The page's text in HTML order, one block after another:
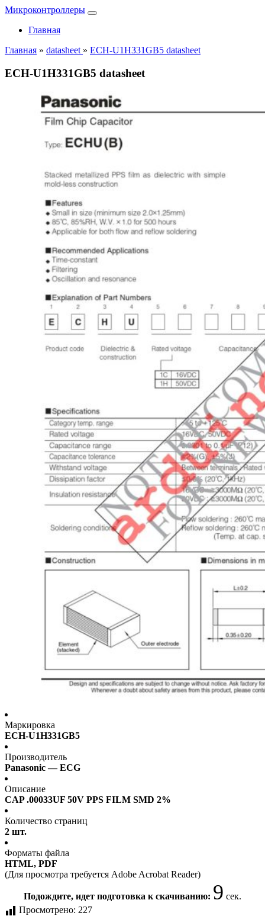
Микроконтроллеры
Главная
Главная » datasheet » ECH-U1H331GB5 datasheet
ECH-U1H331GB5 datasheet
Маркировка
ECH-U1H331GB5
Производитель
Panasonic — ECG
Описание
CAP .00033UF 50V PPS FILM SMD 2%
Количество страниц
2 шт.
Форматы файла
HTML, PDF
(Для просмотра требуется Adobe Acrobat Reader)
Подождите, идет подготовка к скачиванию: 9 сек.
Просмотрено: 227